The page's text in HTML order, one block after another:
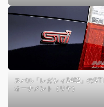
スバル「レガシィS402」のSTI
オーナメント（リヤ）